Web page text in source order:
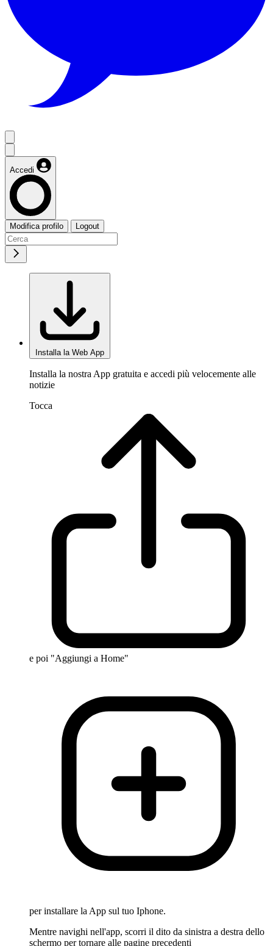
Accedi
Modifica profilo Logout
Installa la Web App
Installa la nostra App gratuita e accedi più velocemente alle
notizie
Tocca
e poi "Aggiungi a Home"
per installare la App sul tuo Iphone.
Mentre navighi nell'app, scorri il dito da sinistra a destra dello
schermo per tornare alle pagine precedenti